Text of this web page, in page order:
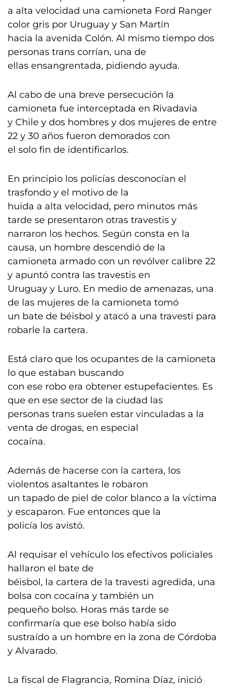
a alta velocidad una camioneta Ford Ranger
color gris por Uruguay y San Martín
hacia la avenida Colón. Al mismo tiempo dos
personas trans corrían, una de
ellas ensangrentada, pidiendo ayuda.
Al cabo de una breve persecución la
camioneta fue interceptada en Rivadavia
y Chile y dos hombres y dos mujeres de entre
22 y 30 años fueron demorados con
el solo fin de identificarlos.
En principio los policías desconocían el
trasfondo y el motivo de la
huida a alta velocidad, pero minutos más
tarde se presentaron otras travestis y
narraron los hechos. Según consta en la
causa, un hombre descendió de la
camioneta armado con un revólver calibre 22
y apuntó contra las travestis en
Uruguay y Luro. En medio de amenazas, una
de las mujeres de la camioneta tomó
un bate de béisbol y atacó a una travesti para
robarle la cartera.
Está claro que los ocupantes de la camioneta
lo que estaban buscando
con ese robo era obtener estupefacientes. Es
que en ese sector de la ciudad las
personas trans suelen estar vinculadas a la
venta de drogas, en especial
cocaína.
Además de hacerse con la cartera, los
violentos asaltantes le robaron
un tapado de piel de color blanco a la víctima
y escaparon. Fue entonces que la
policía los avistó.
Al requisar el vehículo los efectivos policiales
hallaron el bate de
béisbol, la cartera de la travesti agredida, una
bolsa con cocaína y también un
pequeño bolso. Horas más tarde se
confirmaría que ese bolso había sido
sustraído a un hombre en la zona de Córdoba
y Alvarado.
La fiscal de Flagrancia, Romina Díaz, inició